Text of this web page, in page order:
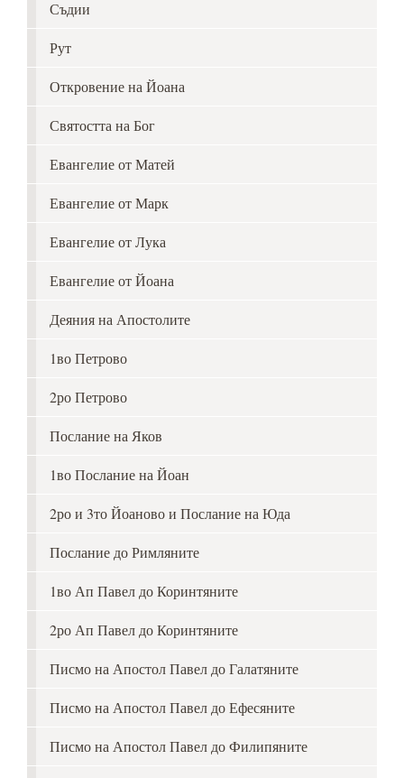
Съдии
Рут
Откровение на Йоана
Святостта на Бог
Евангелие от Матей
Евангелие от Марк
Евангелие от Лука
Евангелие от Йоана
Деяния на Апостолите
1во Петрово
2ро Петрово
Послание на Яков
1во Послание на Йоан
2ро и 3то Йоаново и Послание на Юда
Послание до Римляните
1во Ап Павел до Коринтяните
2ро Ап Павел до Коринтяните
Писмо на Апостол Павел до Галатяните
Писмо на Апостол Павел до Ефесяните
Писмо на Апостол Павел до Филипяните